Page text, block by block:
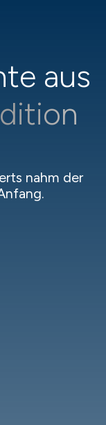
aus
nahm der